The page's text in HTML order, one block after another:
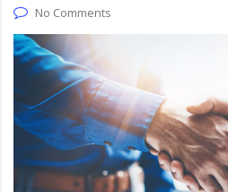
No Comments